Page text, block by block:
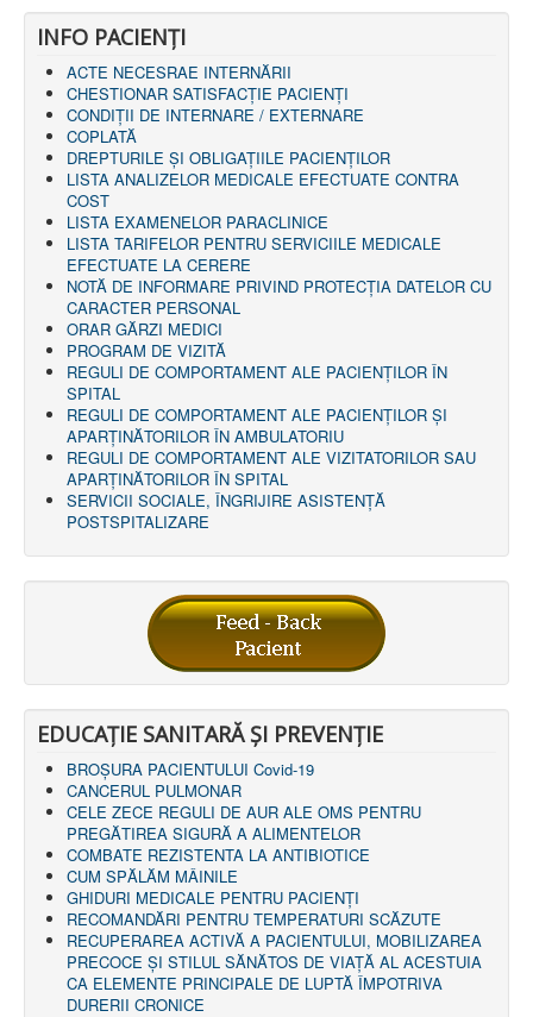
AMBULATOR CHIRURGIE
AMBULATOR ORTOPEDIE ȘI TRAUMATOLOGIE
AMBULATOR MEDICINĂ INTERNĂ
AMBULATOR NEUROLOGIE
AMBULATOR PEDIATRIE
AMBULATOR ÎNGRIJIRI PALIATIVE
MANAGEMENT
PROIECT DE MANAGEMENT 2026
PLAN STRATEGIC 2021 - 2025
PROIECT DE MANAGEMENT 2021
PROIECT DE MANAGEMENT 2017
CONSILIUL DE ADMINISTRAŢIE
COMITET DIRECTOR
DECLARATIE MANAGER PRIVIND IMPLEMENTAREA
SISTEMULUI DE CALITATE 2019
PLAN MANAGEMENT
INTEGRITATE
ADMINISTRATIV
RESURSE UMANE
INFORMAŢII
PROGRAM VOLUNTARIAT
JURIDIC
LEGISLAȚIE
ECONOMIC
ACHIZIŢII PUBLICE
BUGET
CONTRACTE C.A.S.
CONTRACTE PROGRAME NAȚIONALE
CHELTUIELI
CONSILIU DE ETICĂ
CONTACT
INFORMAŢII CONTACT
RUTE ACCES
RELAȚIA CU MASS-MEDIA
PURTĂTOR DE CUVÂNT
REGULI ACCES MASS-MEDIA
ORAR AUDIENŢE
COMUNICATE
HARTĂ SITE
PROGRAMARE ONLINE
INFO PACIENŢI
ACTE NECESRAE INTERNĂRII
CHESTIONAR SATISFACŢIE PACIENŢI
CONDIȚII DE INTERNARE / EXTERNARE
COPLATĂ
DREPTURILE ŞI OBLIGAŢIILE PACIENȚILOR
LISTA ANALIZELOR MEDICALE EFECTUATE CONTRA
COST
LISTA EXAMENELOR PARACLINICE
LISTA TARIFELOR PENTRU SERVICIILE MEDICALE
EFECTUATE LA CERERE
NOTĂ DE INFORMARE PRIVIND PROTECŢIA DATELOR CU
CARACTER PERSONAL
ORAR GĂRZI MEDICI
PROGRAM DE VIZITĂ
REGULI DE COMPORTAMENT ALE PACIENȚILOR ÎN
SPITAL
REGULI DE COMPORTAMENT ALE PACIENȚILOR ȘI
APARȚINĂTORILOR ÎN AMBULATORIU
REGULI DE COMPORTAMENT ALE VIZITATORILOR SAU
APARȚINĂTORILOR ÎN SPITAL
SERVICII SOCIALE, ÎNGRIJIRE ASISTENŢĂ
POSTSPITALIZARE
EDUCAȚIE SANITARĂ ȘI PREVENȚIE
BROȘURA PACIENTULUI Covid-19
CANCERUL PULMONAR
CELE ZECE REGULI DE AUR ALE OMS PENTRU
PREGĂTIREA SIGURĂ A ALIMENTELOR
COMBATE REZISTENTA LA ANTIBIOTICE
CUM SPĂLĂM MÂINILE
GHIDURI MEDICALE PENTRU PACIENȚI
RECOMANDĂRI PENTRU TEMPERATURI SCĂZUTE
RECUPERAREA ACTIVĂ A PACIENTULUI, MOBILIZAREA
PRECOCE ȘI STILUL SĂNĂTOS DE VIAȚĂ AL ACESTUIA
CA ELEMENTE PRINCIPALE DE LUPTĂ ÎMPOTRIVA
DURERII CRONICE